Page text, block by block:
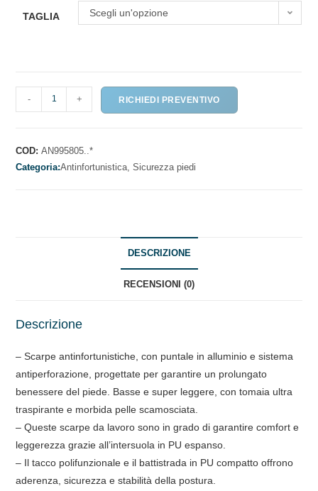
TAGLIA Scegli un'opzione
SCARPA
SUMMER
- + RICHIEDI PREVENTIVO
COD:AN995805..*
Categoria:Antinfortunistica,Sicurezza piedi
DESCRIZIONE
RECENSIONI (0)
Descrizione
– Scarpe antinfortunistiche, con puntale in alluminio e sistema
antiperforazione, progettate per garantire un prolungato
benessere del piede. Basse e super leggere, con tomaia ultra
traspirante e morbida pelle scamosciata.
– Queste scarpe da lavoro sono in grado di garantire comfort e
leggerezza grazie all’intersuola in PU espanso.
– Il tacco polifunzionale e il battistrada in PU compatto offrono
aderenza, sicurezza e stabilità della postura.